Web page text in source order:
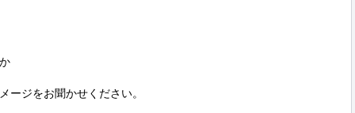
ージをお聞かせください。